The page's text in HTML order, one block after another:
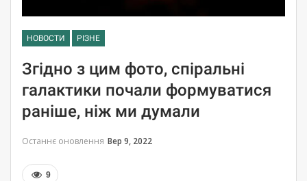
НОВОСТИ РІЗНЕ
Згідно з цим фото, спіральні
галактики почали формуватися
раніше, ніж ми думали
Останнє оновлення Вер 9, 2022
9